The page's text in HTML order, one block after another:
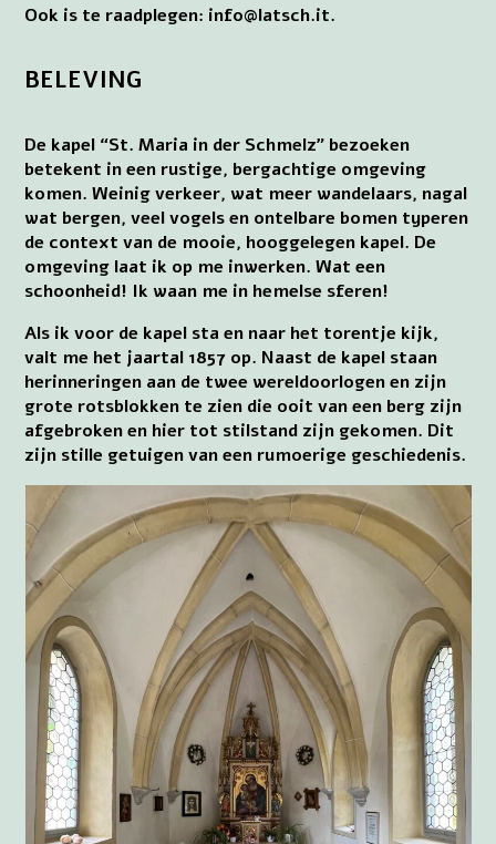
Ook is te raadplegen: info@latsch.it.
BELEVING
De kapel “St. Maria in der Schmelz” bezoeken
betekent in een rustige, bergachtige omgeving
komen. Weinig verkeer, wat meer wandelaars, nagal
wat bergen, veel vogels en ontelbare bomen typeren
de context van de mooie, hooggelegen kapel. De
omgeving laat ik op me inwerken. Wat een
schoonheid! Ik waan me in hemelse sferen!
Als ik voor de kapel sta en naar het torentje kijk,
valt me het jaartal 1857 op. Naast de kapel staan
herinneringen aan de twee wereldoorlogen en zijn
grote rotsblokken te zien die ooit van een berg zijn
afgebroken en hier tot stilstand zijn gekomen. Dit
zijn stille getuigen van een rumoerige geschiedenis.